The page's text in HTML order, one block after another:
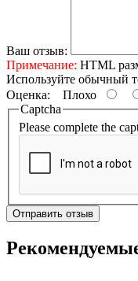
Ваш отзыв:
Примечание: HTML
Используйте обычный
Оценка: Плохо
Captcha
Please complete the
Отправить отзыв